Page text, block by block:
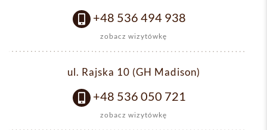
+48 536 494 938
zobacz wizytówkę
ul. Rajska 10 (GH Madison)
+48 536 050 721
zobacz wizytówkę